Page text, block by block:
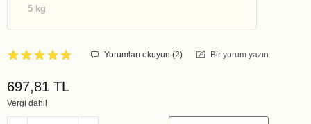
5 kg
Yorumları okuyun (2) Bir yorum yazın
697,81 TL
Vergi dahil